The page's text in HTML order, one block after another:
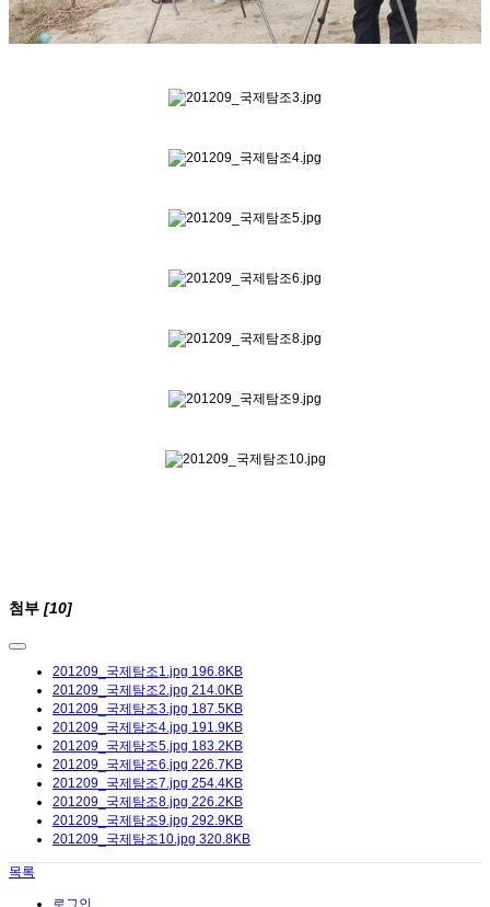
첨부 [10]
201209_국제탐조1.jpg 196.8KB
201209_국제탐조2.jpg 214.0KB
201209_국제탐조3.jpg 187.5KB
201209_국제탐조4.jpg 191.9KB
201209_국제탐조5.jpg 183.2KB
201209_국제탐조6.jpg 226.7KB
201209_국제탐조7.jpg 254.4KB
201209_국제탐조8.jpg 226.2KB
201209_국제탐조9.jpg 292.9KB
201209_국제탐조10.jpg 320.8KB
목록
로그인...